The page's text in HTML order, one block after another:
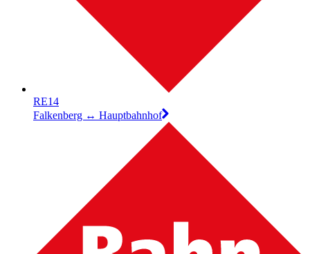
RE14
Falkenberg ↔︎ Hauptbahnhof